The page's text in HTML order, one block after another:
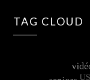
TAG CLOUD